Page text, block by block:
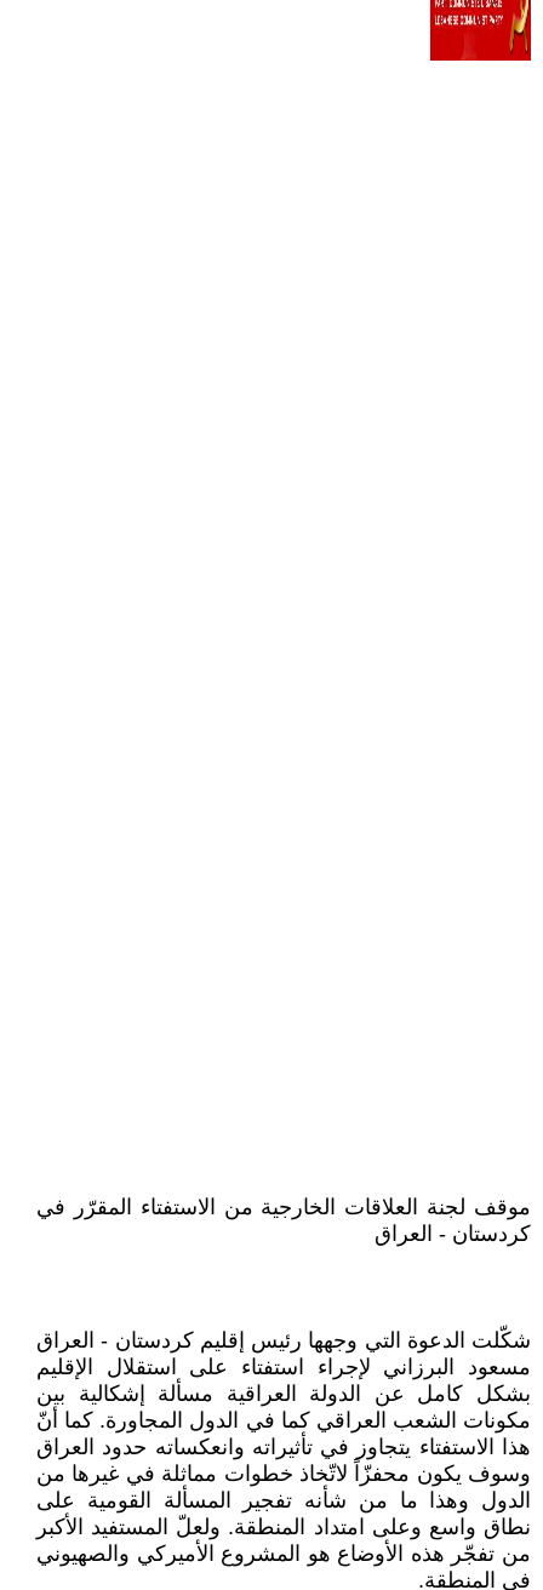
موقف لجنة العلاقات الخارجية من الاستفتاء المقرّر في
كردستان - العراق
شكّلت الدعوة التي وجهها رئيس إقليم كردستان - العراق
مسعود البرزاني لإجراء استفتاء على استقلال الإقليم
بشكل كامل عن الدولة العراقية مسألة إشكالية بين
مكونات الشعب العراقي كما في الدول المجاورة. كما أنّ
هذا الاستفتاء يتجاوز في تأثيراته وانعكساته حدود العراق
وسوف يكون محفزّاً لاتّخاذ خطوات مماثلة في غيرها من
الدول وهذا ما من شأنه تفجير المسألة القومية على
نطاق واسع وعلى امتداد المنطقة. ولعلّ المستفيد الأكبر
من تفجّر هذه الأوضاع هو المشروع الأميركي والصهيوني
في المنطقة.